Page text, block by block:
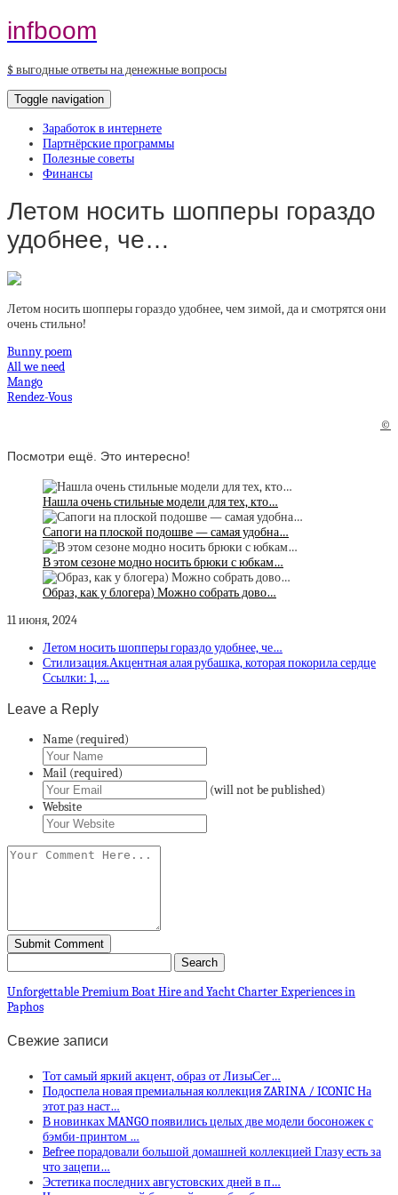
infboom
$ выгодные ответы на денежные вопросы
Toggle navigation
Заработок в интернете
Партнёрские программы
Полезные советы
Финансы
Летом носить шопперы гораздо
удобнее, че…
Летом носить шопперы гораздо удобнее, чем зимой, да и смотрятся они
очень стильно!
Bunny poem
All we need
Mango
Rendez-Vous
©
Посмотри ещё. Это интересно!
Нашла очень стильные модели для тех, кто…
Сапоги на плоской подошве — самая удобна…
В этом сезоне модно носить брюки с юбкам…
Образ, как у блогера) Можно собрать дово…
11 июня, 2024
Летом носить шопперы гораздо удобнее, че…
Стилизация.Акцентная алая рубашка, которая покорила сердце
Ссылки: 1, …
Leave a Reply
Name (required)
Mail (required)
(will not be published)
Website
Unforgettable Premium Boat Hire and Yacht Charter Experiences in
Paphos
Свежие записи
Тот самый яркий акцент, образ от ЛизыСег…
Подоспела новая премиальная коллекция ZARINA / ICONIC На
этот раз наст…
В новинках MANGO появились целых две модели босоножек с
бэмби-принтом …
Befree порадовали большой домашней коллекцией Глазу есть за
что зацепи…
Эстетика последних августовских дней в п…